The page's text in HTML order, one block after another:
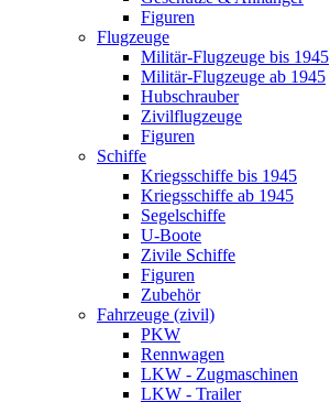
Figuren
Flugzeuge
Militär-Flugzeuge bis 1945
Militär-Flugzeuge ab 1945
Hubschrauber
Zivilflugzeuge
Figuren
Schiffe
Kriegsschiffe bis 1945
Kriegsschiffe ab 1945
Segelschiffe
U-Boote
Zivile Schiffe
Figuren
Zubehör
Fahrzeuge (zivil)
PKW
Rennwagen
LKW - Zugmaschinen
LKW - Trailer